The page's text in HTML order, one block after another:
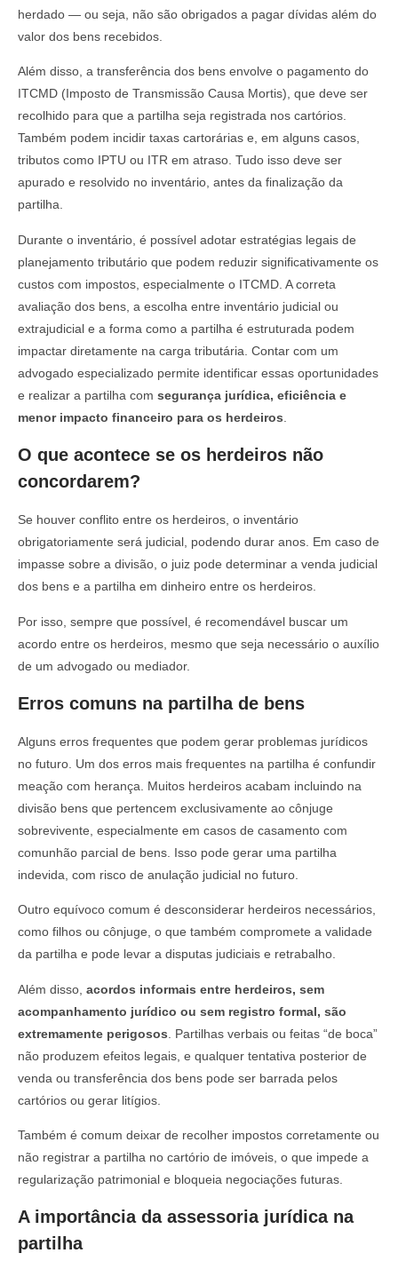
herdado — ou seja, não são obrigados a pagar dívidas além do
valor dos bens recebidos.
Além disso, a transferência dos bens envolve o pagamento do
ITCMD (Imposto de Transmissão Causa Mortis), que deve ser
recolhido para que a partilha seja registrada nos cartórios.
Também podem incidir taxas cartorárias e, em alguns casos,
tributos como IPTU ou ITR em atraso. Tudo isso deve ser
apurado e resolvido no inventário, antes da finalização da
partilha.
Durante o inventário, é possível adotar estratégias legais de
planejamento tributário que podem reduzir significativamente os
custos com impostos, especialmente o ITCMD. A correta
avaliação dos bens, a escolha entre inventário judicial ou
extrajudicial e a forma como a partilha é estruturada podem
impactar diretamente na carga tributária. Contar com um
advogado especializado permite identificar essas oportunidades
e realizar a partilha com segurança jurídica, eficiência e
menor impacto financeiro para os herdeiros
O que acontece se os herdeiros não
concordarem?
Se houver conflito entre os herdeiros, o inventário
obrigatoriamente será judicial, podendo durar anos. Em caso de
impasse sobre a divisão, o juiz pode determinar a venda judicial
dos bens e a partilha em dinheiro entre os herdeiros.
Por isso, sempre que possível, é recomendável buscar um
acordo entre os herdeiros, mesmo que seja necessário o auxílio
de um advogado ou mediador.
Erros comuns na partilha de bens
Alguns erros frequentes que podem gerar problemas jurídicos
no futuro. Um dos erros mais frequentes na partilha é confundir
meação com herança. Muitos herdeiros acabam incluindo na
divisão bens que pertencem exclusivamente ao cônjuge
sobrevivente, especialmente em casos de casamento com
comunhão parcial de bens. Isso pode gerar uma partilha
indevida, com risco de anulação judicial no futuro.
Outro equívoco comum é desconsiderar herdeiros necessários,
como filhos ou cônjuge, o que também compromete a validade
da partilha e pode levar a disputas judiciais e retrabalho.
Além disso, acordos informais entre herdeiros, sem
acompanhamento jurídico ou sem registro formal, são
extremamente perigosos . Partilhas verbais ou feitas “de boca”
não produzem efeitos legais, e qualquer tentativa posterior de
venda ou transferência dos bens pode ser barrada pelos
cartórios ou gerar litígios.
Também é comum deixar de recolher impostos corretamente ou
não registrar a partilha no cartório de imóveis, o que impede a
regularização patrimonial e bloqueia negociações futuras.
A importância da assessoria jurídica na
partilha